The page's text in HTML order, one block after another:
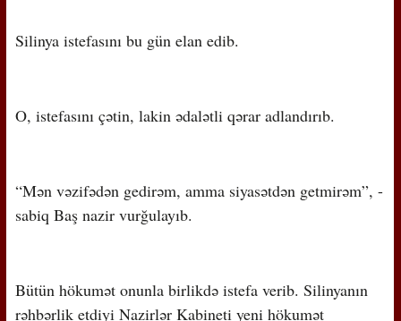
Silinya istefasını bu gün elan edib.
O, istefasını çətin, lakin ədalətli qərar adlandırıb.
“Mən vəzifədən gedirəm, amma siyasətdən getmirəm”, -
sabiq Baş nazir vurğulayıb.
Bütün hökumət onunla birlikdə istefa verib. Silinyanın
rəhbərlik etdiyi Nazirlər Kabineti yeni hökumət